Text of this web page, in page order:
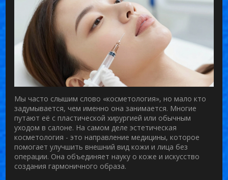
Мы часто слышим слово «косметология», но мало кто
задумывается, чем именно она занимается. Многие
путают её с пластической хирургией или обычным
уходом в салоне. На самом делеэстетическая
косметология - это направление медицины, которое
помогает улучшить внешний вид кожи и лица без
операции. Она объединяет науку о коже и искусство
создания гармоничного образа.